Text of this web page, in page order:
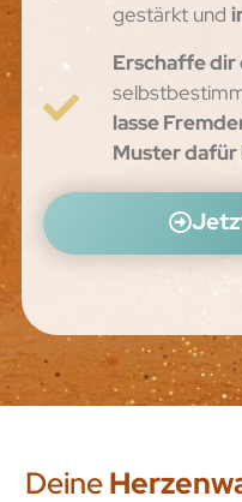
gestärkt und
Erschaffe dir
lasse
Muster dafür
Deine